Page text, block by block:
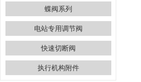
蝶阀系列
电站专用调节阀
快速切断阀
执行机构附件